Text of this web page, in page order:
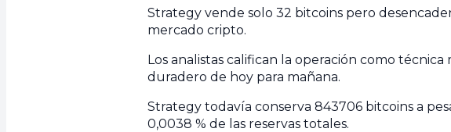
Strategy vende solo 32 bitcoins pero
mercado cripto.
Los analistas califican la operación como
duradero de hoy para mañana.
Strategy todavía conserva 843706 bitcoins a
0,0038 % de las reservas totales.